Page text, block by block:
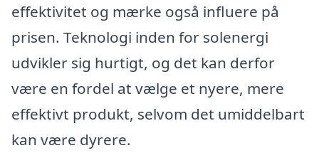
effektivitet og mærke også influere på
prisen. Teknologi inden for solenergi
udvikler sig hurtigt, og det kan derfor
være en fordel at vælge et nyere, mere
effektivt produkt, selvom det umiddelbart
kan være dyrere.